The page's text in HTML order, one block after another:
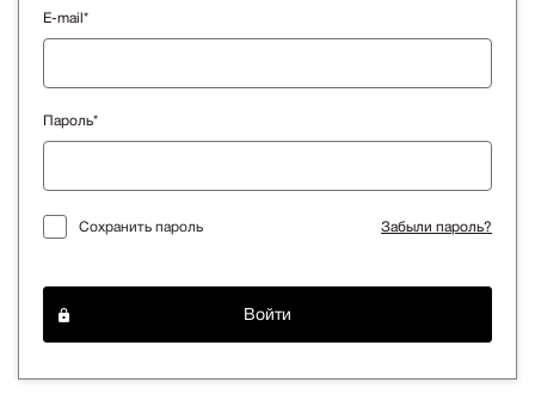
E-mail*
Пароль*
Сохранить пароль Забыли пароль?
Войти